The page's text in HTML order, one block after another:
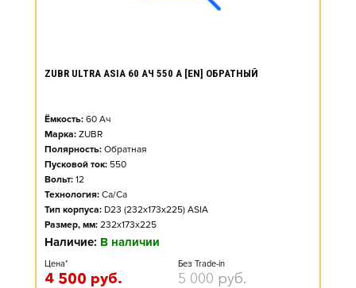
ZUBR ULTRA ASIA 60 АЧ 550 А [EN] ОБРАТНЫЙ
Ёмкость: 60 Ач
Марка: ZUBR
Полярность: Обратная
Пусковой ток: 550
Вольт: 12
Технология: Ca/Ca
Тип корпуса: D23 (232x173x225) ASIA
Размер, мм: 232x173x225
Наличие: В наличии
Цена*
4 500 руб.
Без Trade-in
5 000 руб.